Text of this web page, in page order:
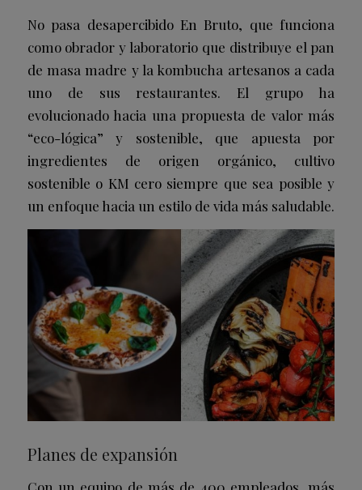
No pasa desapercibido En Bruto, que funciona
como obrador y laboratorio que distribuye el pan
de masa madre y la kombucha artesanos a cada
uno de sus restaurantes. El grupo ha
evolucionado hacia una propuesta de valor más
“eco-lógica” y sostenible, que apuesta por
ingredientes de origen orgánico, cultivo
sostenible o KM cero siempre que sea posible y
un enfoque hacia un estilo de vida más saludable.
Planes de expansión